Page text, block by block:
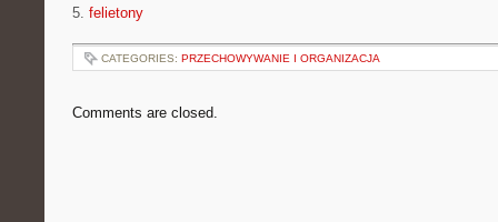
5. felietony
CATEGORIES: PRZECHOWYWANIE I ORGANIZACJA
Comments are closed.